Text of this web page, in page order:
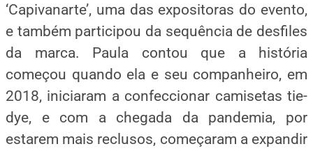
‘Capivanarte’, uma das expositoras do evento,
e também participou da sequência de desfiles
da marca. Paula contou que a história
começou quando ela e seu companheiro, em
2018, iniciaram a confeccionar camisetas tie-
dye, e com a chegada da pandemia, por
estarem mais reclusos, começaram a expandir